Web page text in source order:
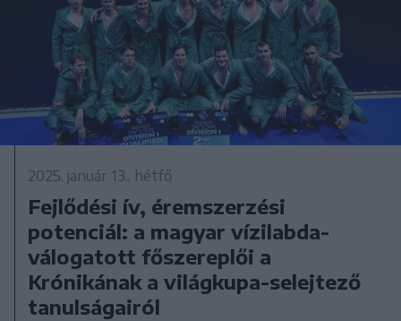
2025. január 13., hétfő
Fejlődési ív, éremszerzési
potenciál: a magyar vízilabda-
válogatott főszereplői a
Krónikának a világkupa-selejtező
tanulságairól